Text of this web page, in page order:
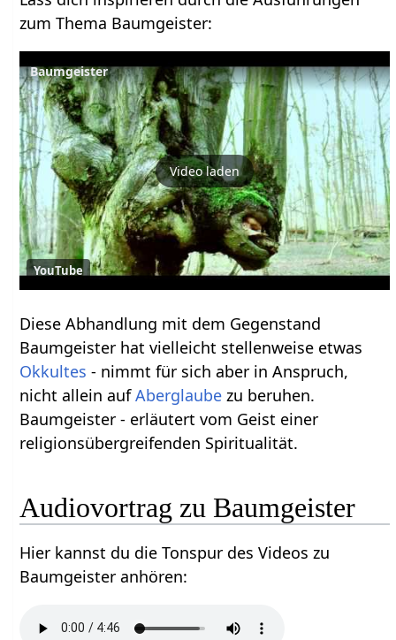
zum Thema Baumgeister:
Baumgeister
Video laden
YouTube
Diese Abhandlung mit dem Gegenstand
Baumgeister hat vielleicht stellenweise etwas
Okkultes - nimmt für sich aber in Anspruch,
nicht allein aufAberglaube zu beruhen.
Baumgeister - erläutert vom Geist einer
religionsübergreifenden Spiritualität.
Audiovortrag zu Baumgeister
Hier kannst du die Tonspur des Videos zu
Baumgeister anhören: